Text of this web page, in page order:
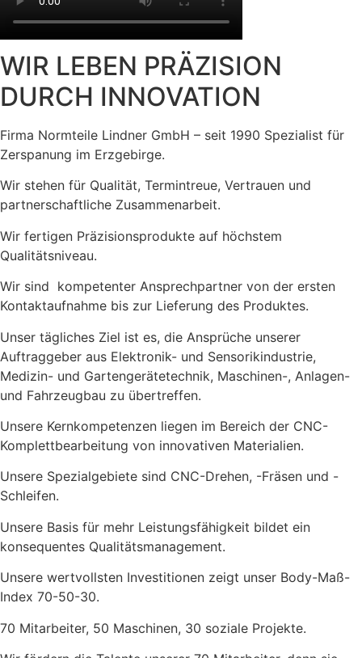
WIR LEBEN PRÄZISION
DURCH INNOVATION
Firma Normteile Lindner GmbH – seit 1990 Spezialist für
Zerspanung im Erzgebirge.
Wir stehen für Qualität, Termintreue, Vertrauen und
partnerschaftliche Zusammenarbeit.
Wir fertigen Präzisionsprodukte auf höchstem
Qualitätsniveau.
Wir sind kompetenter Ansprechpartner von der ersten
Kontaktaufnahme bis zur Lieferung des Produktes.
Unser tägliches Ziel ist es, die Ansprüche unserer
Auftraggeber aus Elektronik- und Sensorikindustrie,
Medizin- und Gartengerätetechnik, Maschinen-, Anlagen-
und Fahrzeugbau zu übertreffen.
Unsere Kernkompetenzen liegen im Bereich der CNC-
Komplettbearbeitung von innovativen Materialien.
Unsere Spezialgebiete sind CNC-Drehen, -Fräsen und -
Schleifen.
Unsere Basis für mehr Leistungsfähigkeit bildet ein
konsequentes Qualitätsmanagement.
Unsere wertvollsten Investitionen zeigt unser Body-Maß-
Index 70-50-30.
70 Mitarbeiter, 50 Maschinen, 30 soziale Projekte.